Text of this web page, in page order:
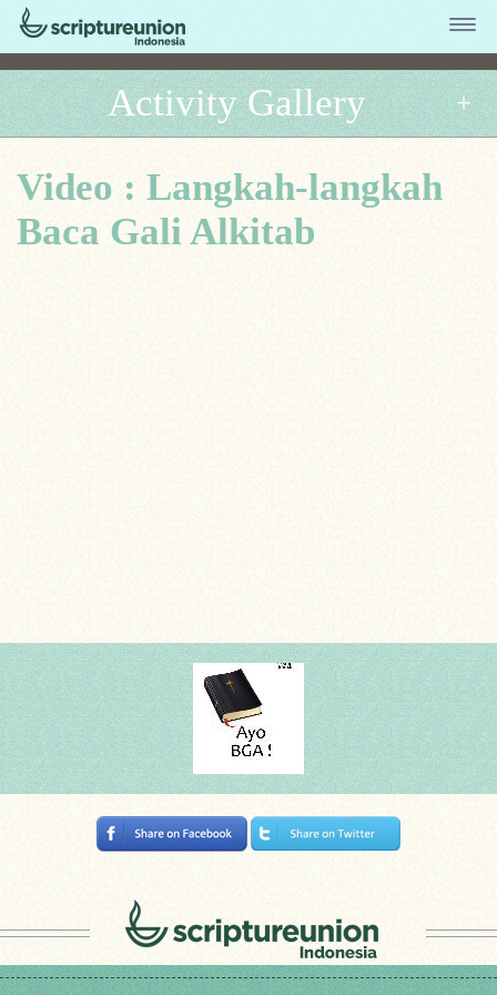
Activity Gallery
Video : Langkah-langkah
Baca Gali Alkitab